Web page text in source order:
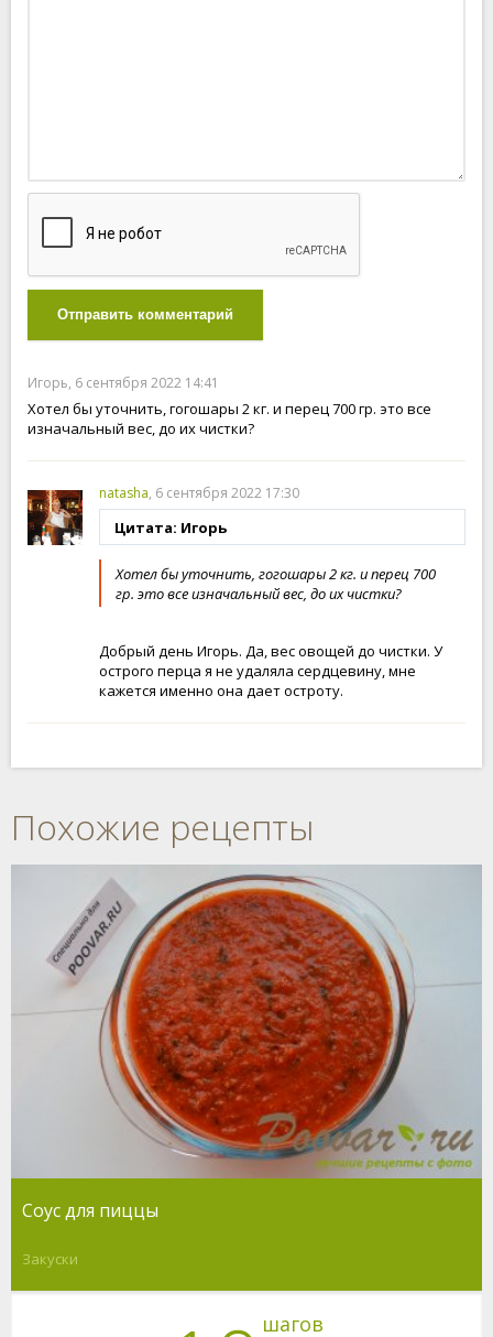
Отправить комментарий
Игорь, 6 сентября 2022 14:41
Хотел бы уточнить, гогошары 2 кг. и перец 700 гр. это все
изначальный вес, до их чистки?
natasha, 6 сентября 2022 17:30
Цитата: Игорь
Хотел бы уточнить, гогошары 2 кг. и перец 700
гр. это все изначальный вес, до их чистки?
Добрый день Игорь. Да, вес овощей до чистки. У
острого перца я не удаляла сердцевину, мне
кажется именно она дает остроту.
Похожие рецепты
Соус для пиццы
Закуски
шагов